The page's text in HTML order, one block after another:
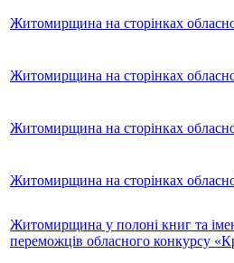
Житомирщина на сторінках
Житомирщина на сторінках
Житомирщина на сторінках
Житомирщина на сторінках
Житомирщина у полоні книг та
переможців обласного конкурсу